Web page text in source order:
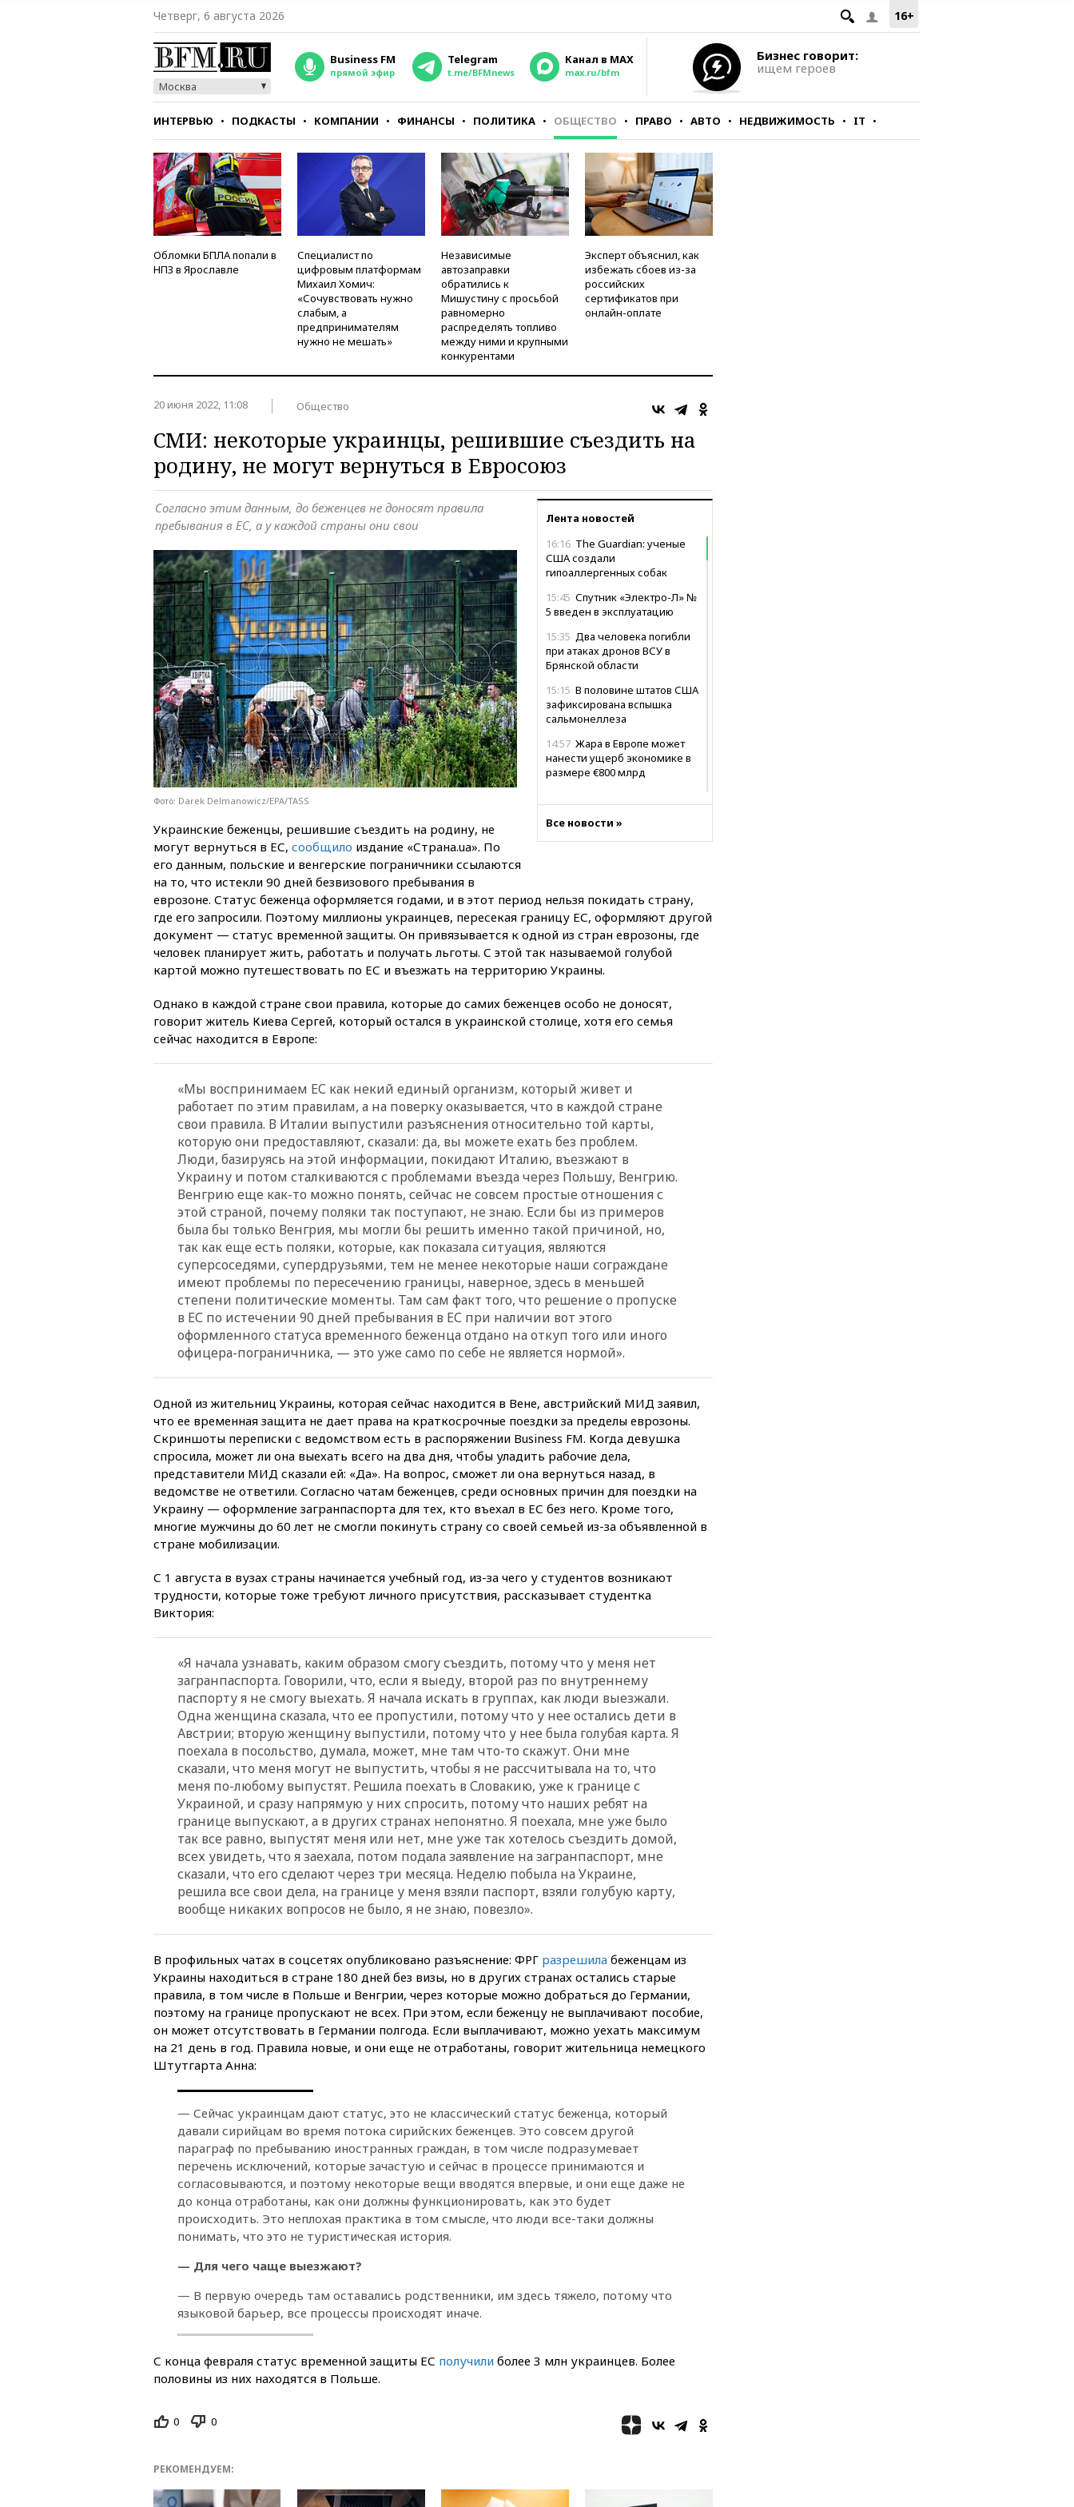
16+
Четверг, 6 августа 2026
Москва
Business FM
прямой эфир
Telegram
t.me/BFMnews
Канал в MAX
max.ru/bfm
Бизнес говорит:
ищем героев
ИНТЕРВЬЮ ПОДКАСТЫ КОМПАНИИ ФИНАНСЫ ПОЛИТИКА ОБЩЕСТВО ПРАВО АВТО НЕДВИЖИМОСТЬ IT
СТИЛЬ ТЕСТЫ
Обломки БПЛА попали в
НПЗ в Ярославле
Специалист по
цифровым платформам
Михаил Хомич:
«Сочувствовать нужно
слабым, а
предпринимателям
нужно не мешать»
Независимые
автозаправки
обратились к
Мишустину с просьбой
равномерно
распределять топливо
между ними и крупными
конкурентами
Эксперт объяснил, как
избежать сбоев из-за
российских
сертификатов при
онлайн-оплате
20 июня 2022, 11:08 Общество
СМИ: некоторые украинцы, решившие съездить на
родину, не могут вернуться в Евросоюз
Лента новостей
16:16 The Guardian: ученые
США создали
гипоаллергенных собак
15:45 Спутник «Электро-Л» №
5 введен в эксплуатацию
15:35 Два человека погибли
при атаках дронов ВСУ в
Брянской области
15:15 В половине штатов США
зафиксирована вспышка
сальмонеллеза
14:57 Жара в Европе может
нанести ущерб экономике в
размере €800 млрд
дефицита боеприпасов
14:21АТОР сообщила о
снижении цен на авиабилеты
в России
14:19Масштабный сбой
произошел в рунете
«Ведомости»: Озон банк
не пострадает от британских
санкций
Японию вассалом США
13:45В Петербурге достроили
новый тоннель зеленой ветки
13:38В эфире «Радиостанции
Судного дня» прозвучали три
сообщения
13:29 Восемь человек
пострадали при наезде
автомобиля на толпу в Омске
13:19WP: Трамп определился
со своим преемником
13:13 СК возбудил дело по
факту гибели женщины и
ребенка в Раменском
12:57 В Луганске при ракетном
ударе ВСУ по складу
МВД: число
преступлений, связанных с
отмыванием денег, достигло
рекордного показателя
12:40 В Подмосковье
женщина и трехлетний
ребенок погибли при падении
из окна
12:22В России с 1 сентября
12:15Иран и Оман
согласовали главные пункты
восстановили обмен
разведданными с Украиной
11:58Великобритания
расширила санкции против
России
11:37
обломки БПЛА упали в
резервуары НПЗ
МИД России ответил на
критику мэра Хиросимы в
годовщину ядерной
бомбардировки
10:57Оверчук заявил о
сокращении товарооборота
Джанни Инфантино сумел
сохранить пост
10:38 Роскачество нашло
кишечную палочку в бургерах
пяти популярных сетей
фастфуда
В Приморье задержаны
подростки, планировавшие
теракт на объекте Росгвардии
09:59
The Spectator:
отсутствие ракет для Patriot у
Украины приведет к
поражению Киева
Wildberries
Трамп сообщил об
08:54
В Таиланде сегодня
Все новости »
Согласно этим данным, до беженцев не доносят правила
пребывания в ЕС, а у каждой страны они свои
Фото: Darek Delmanowicz/EPA/TASS
Украинские беженцы, решившие съездить на родину, не
могут вернуться в ЕС, сообщило издание «Страна.ua». По
его данным, польские и венгерские пограничники ссылаются
на то, что истекли 90 дней безвизового пребывания в
еврозоне. Статус беженца оформляется годами, и в этот период нельзя покидать страну,
где его запросили. Поэтому миллионы украинцев, пересекая границу ЕС, оформляют другой
документ — статус временной защиты. Он привязывается к одной из стран еврозоны, где
человек планирует жить, работать и получать льготы. С этой так называемой голубой
картой можно путешествовать по ЕС и въезжать на территорию Украины.
Однако в каждой стране свои правила, которые до самих беженцев особо не доносят,
говорит житель Киева Сергей, который остался в украинской столице, хотя его семья
сейчас находится в Европе:
«Мы воспринимаем ЕС как некий единый организм, который живет и
работает по этим правилам, а на поверку оказывается, что в каждой стране
свои правила. В Италии выпустили разъяснения относительно той карты,
которую они предоставляют, сказали: да, вы можете ехать без проблем.
Люди, базируясь на этой информации, покидают Италию, въезжают в
Украину и потом сталкиваются с проблемами въезда через Польшу, Венгрию.
Венгрию еще как-то можно понять, сейчас не совсем простые отношения с
этой страной, почему поляки так поступают, не знаю. Если бы из примеров
была бы только Венгрия, мы могли бы решить именно такой причиной, но,
так как еще есть поляки, которые, как показала ситуация, являются
суперсоседями, супердрузьями, тем не менее некоторые наши сограждане
имеют проблемы по пересечению границы, наверное, здесь в меньшей
степени политические моменты. Там сам факт того, что решение о пропуске
в ЕС по истечении 90 дней пребывания в ЕС при наличии вот этого
оформленного статуса временного беженца отдано на откуп того или иного
офицера-пограничника, — это уже само по себе не является нормой».
Одной из жительниц Украины, которая сейчас находится в Вене, австрийский МИД заявил,
что ее временная защита не дает права на краткосрочные поездки за пределы еврозоны.
Скриншоты переписки с ведомством есть в распоряжении Business FM. Когда девушка
спросила, может ли она выехать всего на два дня, чтобы уладить рабочие дела,
представители МИД сказали ей: «Да». На вопрос, сможет ли она вернуться назад, в
ведомстве не ответили. Согласно чатам беженцев, среди основных причин для поездки на
Украину — оформление загранпаспорта для тех, кто въехал в ЕС без него. Кроме того,
многие мужчины до 60 лет не смогли покинуть страну со своей семьей из-за объявленной в
стране мобилизации.
С 1 августа в вузах страны начинается учебный год, из-за чего у студентов возникают
трудности, которые тоже требуют личного присутствия, рассказывает студентка
Виктория:
«Я начала узнавать, каким образом смогу съездить, потому что у меня нет
загранпаспорта. Говорили, что, если я выеду, второй раз по внутреннему
паспорту я не смогу выехать. Я начала искать в группах, как люди выезжали.
Одна женщина сказала, что ее пропустили, потому что у нее остались дети в
Австрии; вторую женщину выпустили, потому что у нее была голубая карта. Я
поехала в посольство, думала, может, мне там что-то скажут. Они мне
сказали, что меня могут не выпустить, чтобы я не рассчитывала на то, что
меня по-любому выпустят. Решила поехать в Словакию, уже к границе с
Украиной, и сразу напрямую у них спросить, потому что наших ребят на
границе выпускают, а в других странах непонятно. Я поехала, мне уже было
так все равно, выпустят меня или нет, мне уже так хотелось съездить домой,
всех увидеть, что я заехала, потом подала заявление на загранпаспорт, мне
сказали, что его сделают через три месяца. Неделю побыла на Украине,
решила все свои дела, на границе у меня взяли паспорт, взяли голубую карту,
вообще никаких вопросов не было, я не знаю, повезло».
В профильных чатах в соцсетях опубликовано разъяснение: ФРГ разрешила беженцам из
Украины находиться в стране 180 дней без визы, но в других странах остались старые
правила, в том числе в Польше и Венгрии, через которые можно добраться до Германии,
поэтому на границе пропускают не всех. При этом, если беженцу не выплачивают пособие,
он может отсутствовать в Германии полгода. Если выплачивают, можно уехать максимум
на 21 день в год. Правила новые, и они еще не отработаны, говорит жительница немецкого
Штутгарта Анна:
— Сейчас украинцам дают статус, это не классический статус беженца, который
давали сирийцам во время потока сирийских беженцев. Это совсем другой
параграф по пребыванию иностранных граждан, в том числе подразумевает
перечень исключений, которые зачастую и сейчас в процессе принимаются и
согласовываются, и поэтому некоторые вещи вводятся впервые, и они еще даже не
до конца отработаны, как они должны функционировать, как это будет
происходить. Это неплохая практика в том смысле, что люди все-таки должны
понимать, что это не туристическая история.
— Для чего чаще выезжают?
— В первую очередь там оставались родственники, им здесь тяжело, потому что
языковой барьер, все процессы происходят иначе.
С конца февраля статус временной защиты ЕС получили более 3 млн украинцев. Более
половины из них находятся в Польше.
0 0
РЕКОМЕНДУЕМ: